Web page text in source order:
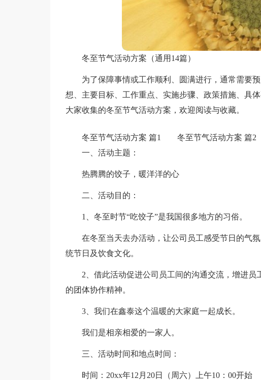
冬至节气活动方案（通用14篇）
为了保障事情或工作顺利、圆满进行，通常需要
想、主要目标、工作重点、实施步骤、政策措施、具
大家收集的冬至节气活动方案，欢迎阅读与收藏。
冬至节气活动方案 篇1
一、活动主题：
热腾腾的饺子，暖洋洋的心
二、活动目的：
1、冬至时节“吃饺子”是我国很多地方的习俗。
在冬至当天去办活动，让公司员工感受节日的气
统节日及饮食文化。
2、借此活动促进公司员工间的沟通交流，增进
的团体协作精神。
3、我们在鑫泰这个温暖的大家庭一起成长。
我们是相亲相爱的一家人。
三、活动时间和地点时间：
时间：20xx年12月20日（周六）上午10：00开始
冬至节气活动方案 篇2